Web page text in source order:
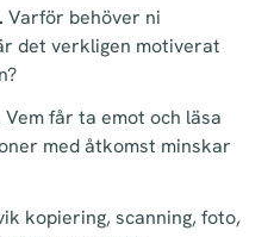
Varför behöver ni
det verkligen motiverat
Vem får ta emot och läsa
med åtkomst minskar
kopiering, scanning, foto,